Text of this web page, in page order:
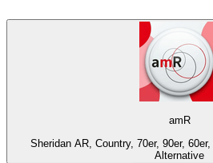
amR
Sheridan AR, Country, 70er, 90er,
Alternative